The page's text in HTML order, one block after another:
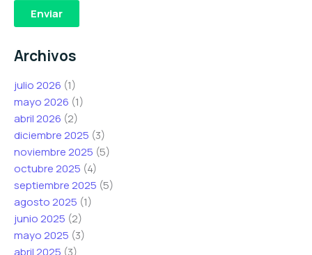
t
ó
i
c
o
C
o
r
r
e
o
*
t
ó
i
c
o
C
o
r
r
e
o
e
e
e
c
t
r
ó
n
i
c
o
*
Enviar
Archivos
julio 2026 (1)
mayo 2026 (1)
abril 2026 (2)
diciembre 2025 (3)
noviembre 2025 (5)
octubre 2025 (4)
septiembre 2025 (5)
agosto 2025 (1)
junio 2025 (2)
mayo 2025 (3)
abril 2025 (3)